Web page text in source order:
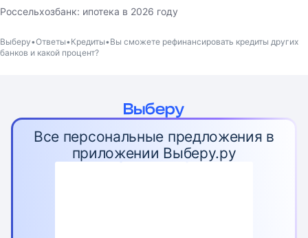
Россельхозбанк: ипотека в 2026 году
Выберу Ответы Кредиты Вы сможете рефинансировать кредиты других
банков и какой процент?
Все персональные предложения в
приложении Выберу.ру